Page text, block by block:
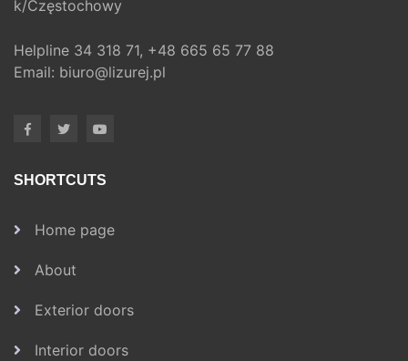
k/Częstochowy
Helpline 34 318 71, +48 665 65 77 88
Email: biuro@lizurej.pl
SHORTCUTS
Home page
About
Exterior doors
Interior doors